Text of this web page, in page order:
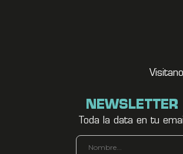
NEWSLETTER
Toda la data en tu email